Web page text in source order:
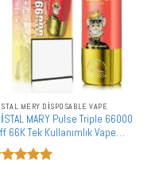
MERY DISPOSABLE VAPE
MARY Pulse Triple 66000
66K Tek Kullanımlık Vape
Mesh Bobin LED Ekran Toplu